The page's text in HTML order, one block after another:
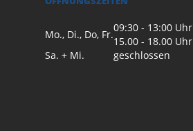
Mo., Di., Do, Fr.
09:30 - 13:00 Uhr
15.00 - 18.00 Uhr
Sa. + Mi.
geschlossen